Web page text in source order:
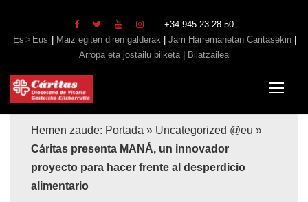
+34 945 23 28 50
Es
Eus Maiz egiten diren galderak Jarri Harremanetan Caritasekin
Arropa eta jostailu bilketa| Bilatzailea
Hemen zaude: Portada » Uncategorized @eu »
Cáritas presenta MANÁ, un innovador
proyecto para hacer frente al desperdicio
alimentario